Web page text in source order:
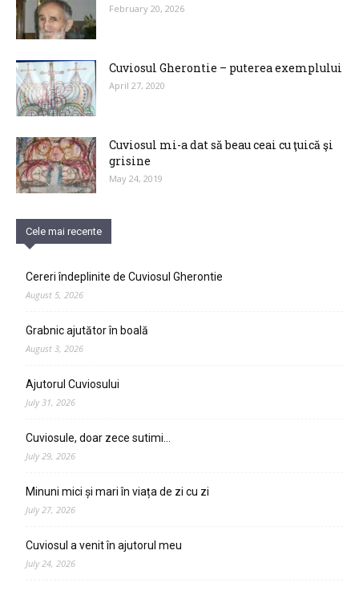
February 20, 2026
Cuviosul Gherontie – puterea exemplului
April 27, 2020
Cuviosul mi-a dat să beau ceai cu ţuică şi
grisine
May 24, 2019
Cele mai recente
Cereri îndeplinite de Cuviosul Gherontie
August 5, 2026
Grabnic ajutător în boală
August 3, 2026
Ajutorul Cuviosului
July 31, 2026
Cuviosule, doar zece sutimi…
July 29, 2026
Minuni mici și mari în viața de zi cu zi
July 27, 2026
Cuviosul a venit în ajutorul meu
July 24, 2026